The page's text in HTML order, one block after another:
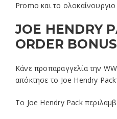
Promo και το
JOE HENDRY
ORDER
Κάνε προπαραγγελία την
απόκτησε το Joe Hendry
Το Joe Hendry Pack